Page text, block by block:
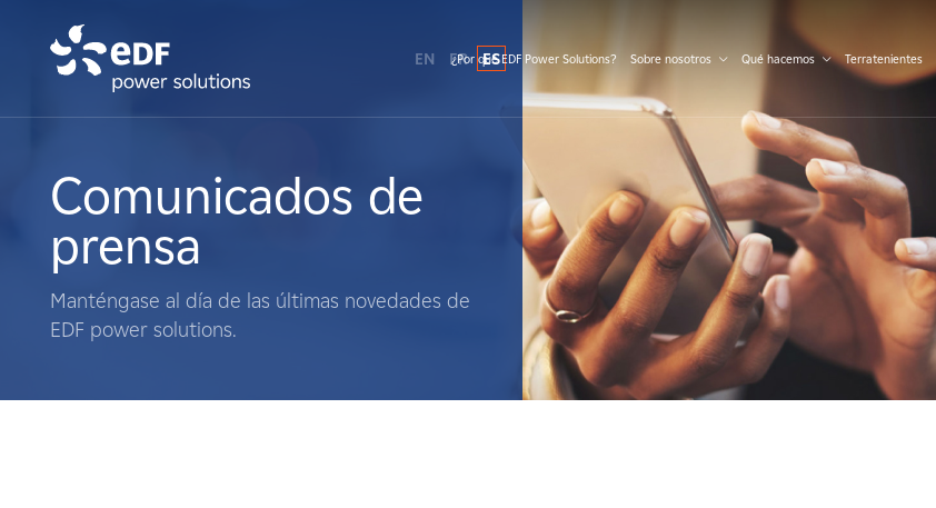
Qué hacemos
Terratenientes
EN FR ES
¿Por qué EDF Power Solutions? Sobre nosotros Qué hacemos Terratenientes
Comunicados de
prensa
Manténgase al día de las últimas novedades de
EDF power solutions.